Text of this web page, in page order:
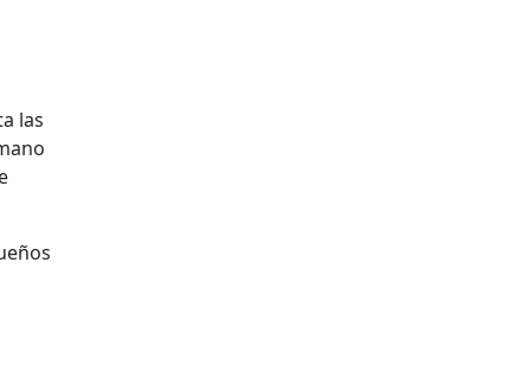
las
ños